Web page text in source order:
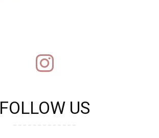
FOLLOW US